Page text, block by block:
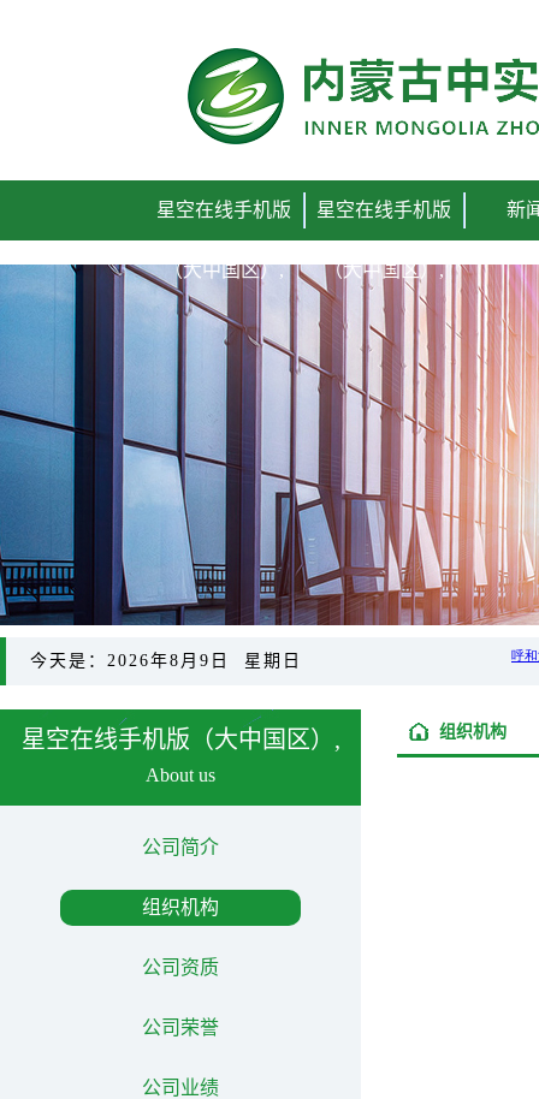
星空在线手机版
（大中国区）,
星空在线手机版
（大中国区）,
新
今天是：2026年8月9日 星期日
星空在线手机版（大中国区）,
About us
公司简介
组织机构
公司资质
公司荣誉
公司业绩
组织机构